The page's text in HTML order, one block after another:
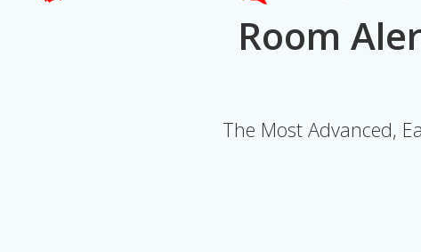
Room
The Most Advanced,